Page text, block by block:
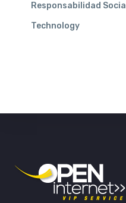
Responsabilidad Social
Technology